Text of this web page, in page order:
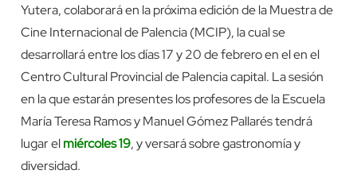
Yutera, colaborará en la próxima edición de la Muestra de
Cine Internacional de Palencia (MCIP), la cual se
desarrollará entre los días 17 y 20 de febrero en el en el
Centro Cultural Provincial de Palencia capital. La sesión
en la que estarán presentes los profesores de la Escuela
María Teresa Ramos y Manuel Gómez Pallarés tendrá
lugar elmiércoles 19, y versará sobre gastronomía y
diversidad.